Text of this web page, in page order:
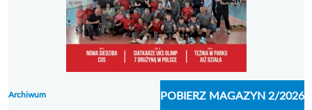
POBIERZ MAGAZYN 2/2026
Archiwum